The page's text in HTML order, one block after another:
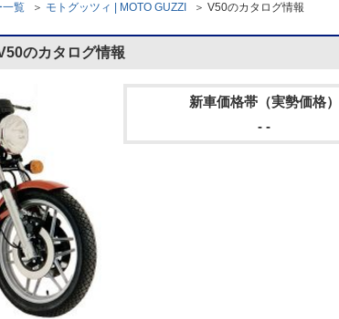
一覧 ＞ モトグッツィ | MOTO GUZZI ＞ V50のカタログ情報
のカタログ情報
新車価格帯（実勢価格）
- -